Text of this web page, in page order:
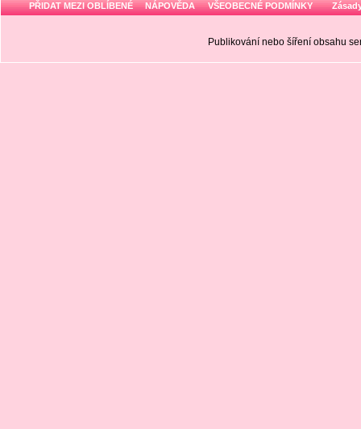
PŘIDAT MEZI OBLÍBENÉ NÁPOVĚDA VŠEOBECNÉ PODMÍNKY
Publikování nebo šíření obsahu